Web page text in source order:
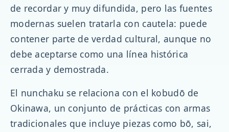
de recordar y muy difundida, pero las fuentes
modernas suelen tratarla con cautela: puede
contener parte de verdad cultural, aunque no
debe aceptarse como una línea histórica
cerrada y demostrada.
El nunchaku se relaciona con el kobudō de
Okinawa, un conjunto de prácticas con armas
tradicionales que incluye piezas como bō, sai,